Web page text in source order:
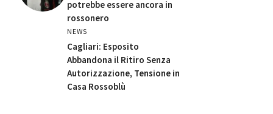
potrebbe essere ancora in
rossonero
NEWS
Cagliari: Esposito
Abbandona il Ritiro Senza
Autorizzazione, Tensione in
Casa Rossoblù